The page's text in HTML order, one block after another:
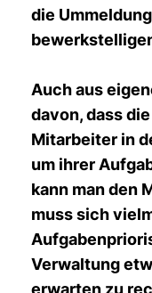
die
Auch aus
davon, dass
Mitarbeiter in
um ihrer
kann man den
muss sich
Verwaltung
erwarten zu